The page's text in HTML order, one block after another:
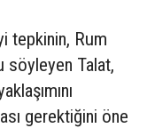
tepkinin, Rum
söyleyen Talat,
gerektiğini öne